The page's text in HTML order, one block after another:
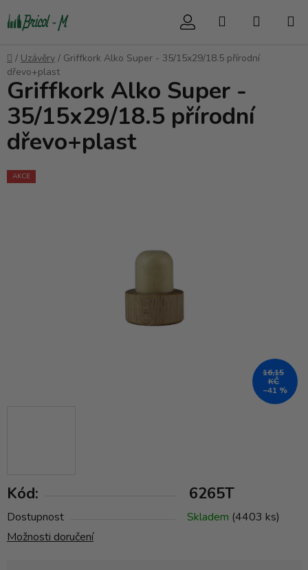
na
Hledat
Domů
/ Uzávěry / Griffkork Alko Super - 35/15x29/18.5 přírodní
dřevo+plast
Kód: 6265T
Dostupnost Skladem (4403 ks)
Možnosti doručení
Griffkork Alko Super -
35/15x29/18.5 přírodní
dřevo+plast
AKCE
16,15
KČ
–41 %